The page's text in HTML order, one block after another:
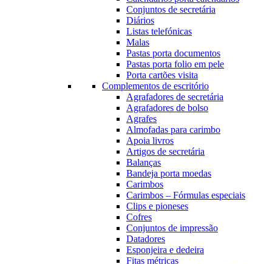
Conjuntos de secretária
Diários
Listas telefónicas
Malas
Pastas porta documentos
Pastas porta folio em pele
Porta cartões visita
Complementos de escritório
Agrafadores de secretária
Agrafadores de bolso
Agrafes
Almofadas para carimbo
Apoia livros
Artigos de secretária
Balanças
Bandeja porta moedas
Carimbos
Carimbos – Fórmulas especiais
Clips e pioneses
Cofres
Conjuntos de impressão
Datadores
Esponjeira e dedeira
Fitas métricas